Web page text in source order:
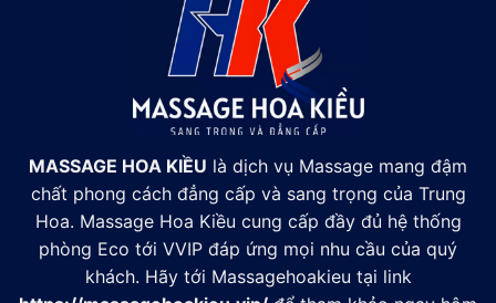
MASSAGE HOA KIỀU là dịch vụ Massage mang đậm
chất phong cách đẳng cấp và sang trọng của Trung
Hoa. Massage Hoa Kiều cung cấp đầy đủ hệ thống
phòng Eco tới VVIP đáp ứng mọi nhu cầu của quý
khách. Hãy tới Massagehoakieu tại link